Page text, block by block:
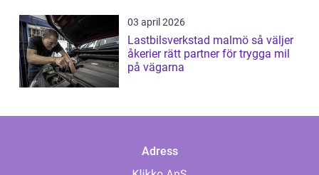
03 april 2026
Lastbilsverkstad malmö så väljer
åkerier rätt partner för trygga mil
på vägarna
Adress